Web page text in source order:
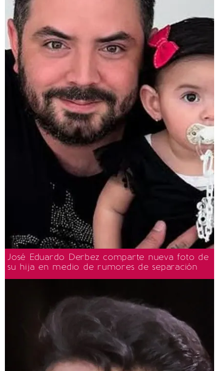
José Eduardo Derbez comparte nueva foto de
su hija en medio de rumores de separación